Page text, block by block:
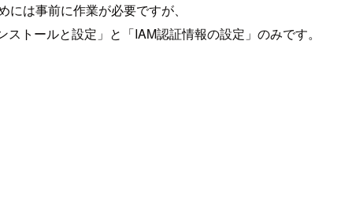
は事前に作業が必要ですが、
トールと設定」と「IAM認証情報の設定」のみです。